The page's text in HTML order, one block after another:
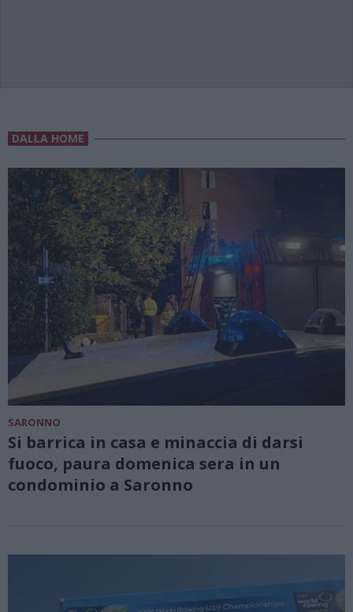
DALLA HOME
SARONNO
Si barrica in casa e minaccia di darsi
fuoco, paura domenica sera in un
condominio a Saronno